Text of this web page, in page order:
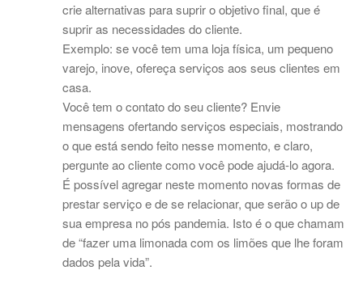
crie alternativas para suprir o objetivo final, que é
suprir as necessidades do cliente.
Exemplo: se você tem uma loja física, um pequeno
varejo, inove, ofereça serviços aos seus clientes em
casa.
Você tem o contato do seu cliente? Envie
mensagens ofertando serviços especiais, mostrando
o que está sendo feito nesse momento, e claro,
pergunte ao cliente como você pode ajudá-lo agora.
É possível agregar neste momento novas formas de
prestar serviço e de se relacionar, que serão o up de
sua empresa no pós pandemia. Isto é o que chamam
de “fazer uma limonada com os limões que lhe foram
dados pela vida”.